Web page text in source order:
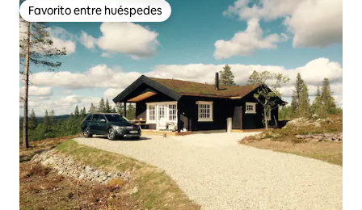
Favorito entre huéspedes
Favorito entre huéspedes